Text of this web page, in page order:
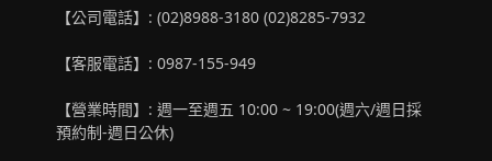
【公司電話】: (02)8988-3180 (02)8285-7932
【客服電話】: 0987-155-949
【營業時間】: 週一至週五 10:00 ~ 19:00(週六/週日採
預約制-週日公休)